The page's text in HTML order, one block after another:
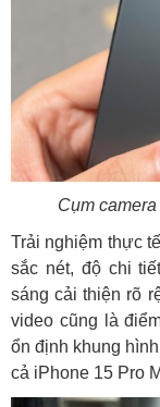
Cụm
Trải nghiệm thực
sắc nét, độ chi
sáng cải thiện rõ
video cũng là
ổn định khung
cả iPhone 15 Pro